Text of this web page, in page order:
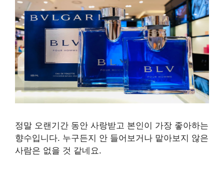
정말 오랜기간 동안 사랑받고 본인이 가장 좋아하는
향수입니다. 누구든지 안 들어보거나 맡아보지 않은
사람은 없을 것 같네요.